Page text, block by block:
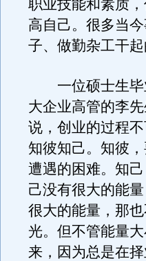
职业技能和素质
高自己。很多当
子、做勤杂工干起
一位硕士生毕
大企业高管的李先
说，创业的过程
知彼知己。知彼
遭遇的困难。知
己没有很大的能
很大的能量，那
光。但不管能量
来，因为总是在